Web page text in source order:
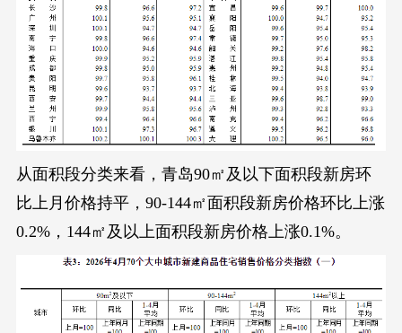
从面积段分类来看，青岛90㎡及以下面积段新房环
比上月价格持平，90-144㎡面积段新房价格环比上涨
0.2%，144㎡及以上面积段新房价格上涨0.1%。